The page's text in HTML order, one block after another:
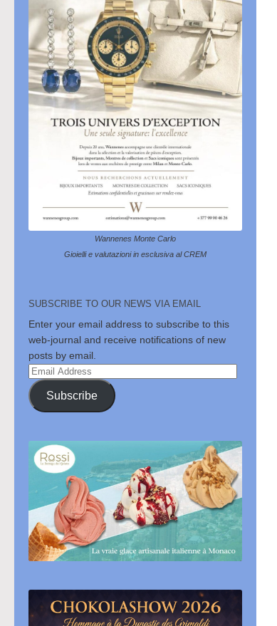
Wannenes Monte Carlo
Gioielli e valutazioni in esclusiva al CREM
SUBSCRIBE TO OUR NEWS VIA EMAIL
Enter your email address to subscribe to this
web-journal and receive notifications of new
posts by email.
Email
Address
Subscribe